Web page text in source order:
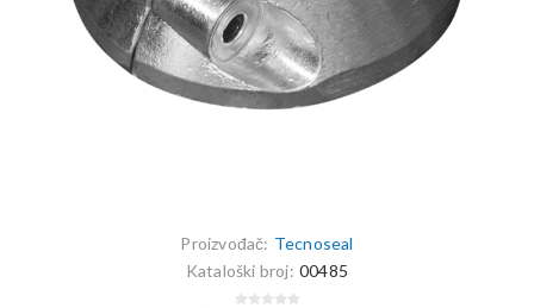
Proizvođač: Tecnoseal
Kataloški broj: 00485